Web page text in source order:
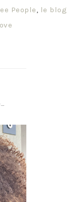
People, le blog